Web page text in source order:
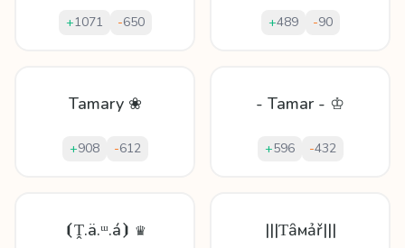
+1071 -650 +489 -90
Tamary ❀
+908 -612
- Tamar - ♔
+596 -432
⦗Ṱ.ä.ᵚ.á⦘ ♛ |||Ƭȃмảř|||